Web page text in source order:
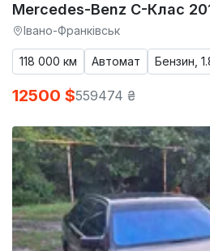
Mercedes-Benz C-Клас
Івано-Франківськ
118 000 км Автомат Бензин,
12500 $559474 ₴